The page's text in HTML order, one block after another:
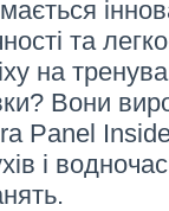
та
на
Вони
Panel
і